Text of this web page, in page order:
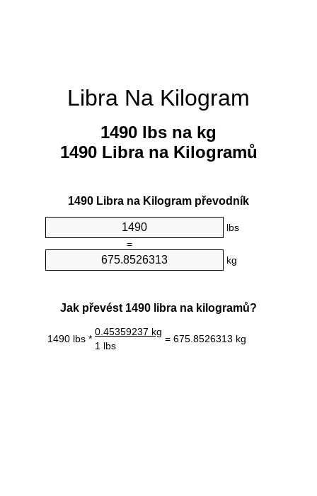
Libra Na Kilogram
1490 lbs na kg
1490 Libra na Kilogramů
1490 Libra na Kilogram převodník
lbs
=
kg
Jak převést 1490 libra na kilogramů?
1490 lbs *
0.45359237 kg
= 675.8526313 kg
1 lbs